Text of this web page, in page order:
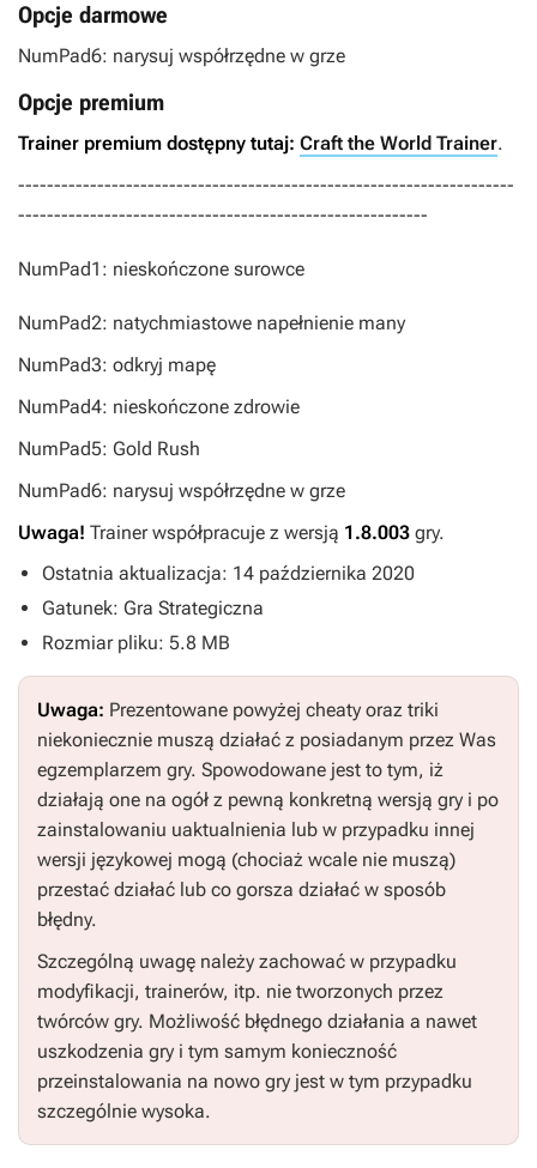
Opcje darmowe
NumPad6: narysuj współrzędne w grze
Opcje premium
Trainer premium dostępny tutaj: Craft the World Trainer.
---------------------------------------------------------------------
---------------------------------------------------------
NumPad1: nieskończone surowce
NumPad2: natychmiastowe napełnienie many
NumPad3: odkryj mapę
NumPad4: nieskończone zdrowie
NumPad5: Gold Rush
NumPad6: narysuj współrzędne w grze
Uwaga! Trainer współpracuje z wersją 1.8.003 gry.
Ostatnia aktualizacja: 14 października 2020
Gatunek: Gra Strategiczna
Rozmiar pliku: 5.8 MB
Uwaga: Prezentowane powyżej cheaty oraz triki
niekoniecznie muszą działać z posiadanym przez Was
egzemplarzem gry. Spowodowane jest to tym, iż
działają one na ogół z pewną konkretną wersją gry i po
zainstalowaniu uaktualnienia lub w przypadku innej
wersji językowej mogą (chociaż wcale nie muszą)
przestać działać lub co gorsza działać w sposób
błędny.
Szczególną uwagę należy zachować w przypadku
modyfikacji, trainerów, itp. nie tworzonych przez
twórców gry. Możliwość błędnego działania a nawet
uszkodzenia gry i tym samym konieczność
przeinstalowania na nowo gry jest w tym przypadku
szczególnie wysoka.